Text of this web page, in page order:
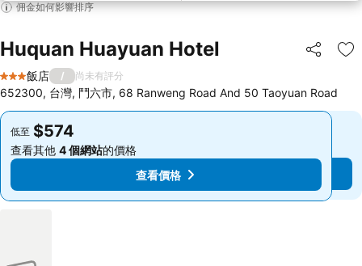
佣金如何影響排序
Huquan Huayuan Hotel 分享
加
3 星級
飯店 / 尚未有評分
652300, 台灣, 鬥六市, 68 Ranweng Road And 50 Taoyuan Road
低至 $574
查看其他 4 個網站的價格
查看價格
低至 $574
查看其他 4 個網站的價格
查看價格